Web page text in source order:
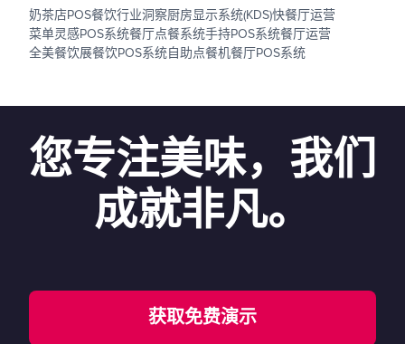
奶茶店POS餐饮行业洞察厨房显示系统(KDS)快餐厅运营
菜单灵感POS系统餐厅点餐系统手持POS系统餐厅运营
全美餐饮展餐饮POS系统自助点餐机餐厅POS系统
您专注美味，我们
成就非凡。
获取免费演示